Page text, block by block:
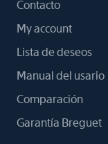
Contacto
My account
Lista de deseos
Manual del usario
Comparación
Garantía Breguet